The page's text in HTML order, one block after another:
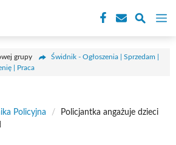
grupy
Świdnik - Ogłoszenia | Sprzedam |
| Praca
Policyjna /
Policjantka angażuje dzieci